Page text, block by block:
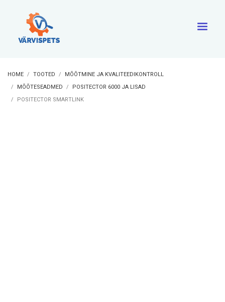
HOME TOOTED
MÕÕTMINE JA KVALITEEDIKONTROLL
MÕÕTESEADMED
POSITECTOR 6000 JA LISAD
POSITECTOR SMARTLINK